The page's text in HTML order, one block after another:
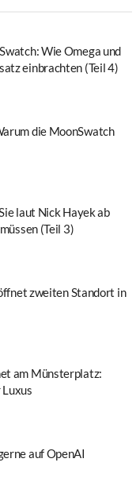
Wie Omega und
einbrachten (Teil 4)
die MoonSwatch
laut Nick Hayek ab
(Teil 3)
zweiten Standort in
am Münsterplatz:
auf OpenAI